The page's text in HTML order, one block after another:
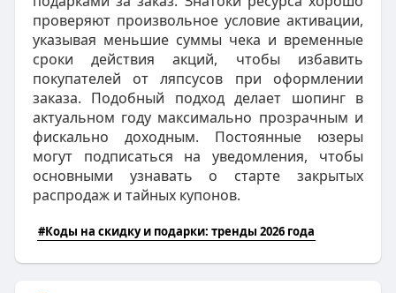
проверяют произвольное условие активации,
указывая меньшие суммы чека и временные
сроки действия акций, чтобы избавить
покупателей от ляпсусов при оформлении
заказа. Подобный подход делает шопинг в
актуальном году максимально прозрачным и
фискально доходным. Постоянные юзеры
могут подписаться на уведомления, чтобы
основными узнавать о старте закрытых
распродаж и тайных купонов.
#Коды на скидку и подарки: тренды 2026 года